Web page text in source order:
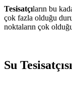
Tesisatçıların bu
çok fazla olduğu
noktaların çok
Su